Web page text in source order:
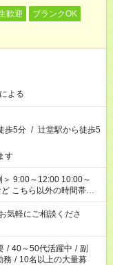
歓迎
ブランクOK
よる
歩5分 / 辻堂駅から徒歩5
す
も
軽にご相談くださ
/ 40～50代活躍中 / 副
務 / 10名以上の大量募